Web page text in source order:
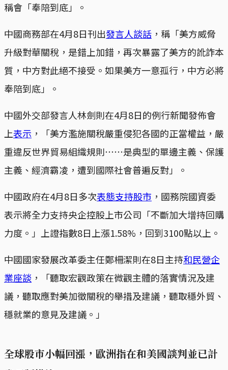
稱會「奉陪到底」。
中國商務部在4月8日刊出發言人談話 ，稱「美方威脅
升級對華關稅，是錯上加錯，再次暴露了美方的訛詐本
質，中方對此絕不接受。如果美方一意孤行，中方必將
奉陪到底」。
中國外交部發言人林劍則在4月8日的例行新聞發佈會
上表示 ，「美方濫施關稅嚴重侵犯各國的正當權益，嚴
重違反世界貿易組織規則⋯⋯是典型的單邊主義、保護
主義、經濟霸凌，遭到國際社會普遍反對」。
中國政府在4月8日多次表態支持股市 ，國務院國資委
表示將全力支持央企控股上市公司「不斷加大增持回購
力度。」上證指數8日上漲1.58%，回到3100點以上。
中國國家發展改革委主任鄭柵潔則在8日主持和民營企
業座談 ，「聽取宏觀政策在微觀主體的落實情況及建
議，聽取應對美加徵關稅的舉措及建議，聽取穩外貿、
穩就業的意見及建議。」
全球股市小幅回漲，歐洲指在和美國談判並已計